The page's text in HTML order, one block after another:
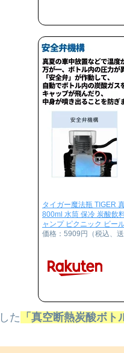
タイガー魔法瓶 TIGER
800ml 水筒 保冷 炭酸飲
ャンプ ピクニック ビー
価格：5909円（税込、
た 「真空断熱炭酸ボト